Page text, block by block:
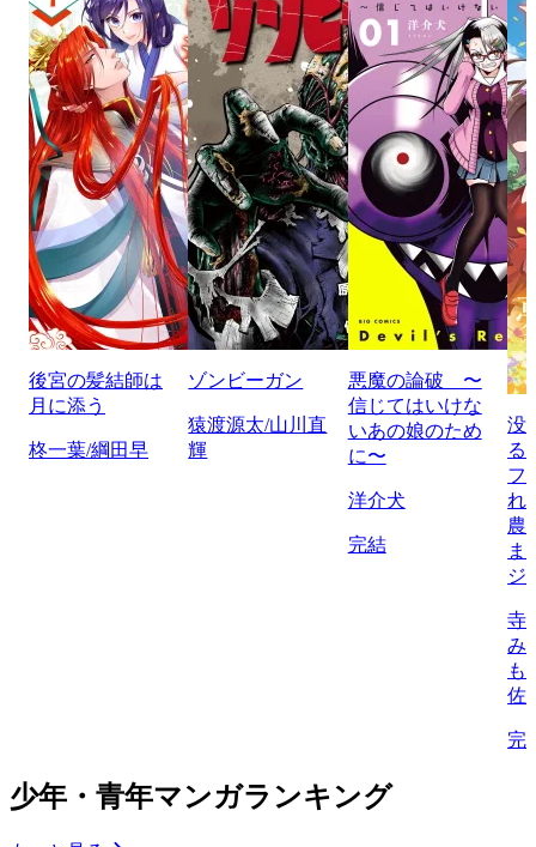
後宮の髪結師は
月に添う
柊一葉/綱田早
ゾンビーガン
猿渡源太/山川直
輝
悪魔の論破 〜
信じてはいけな
いあの娘のため
に〜
洋介犬
完結
没
る
フ
れ
農
ま
ジ
寺
み
も
佐
完
少年・青年マンガランキング